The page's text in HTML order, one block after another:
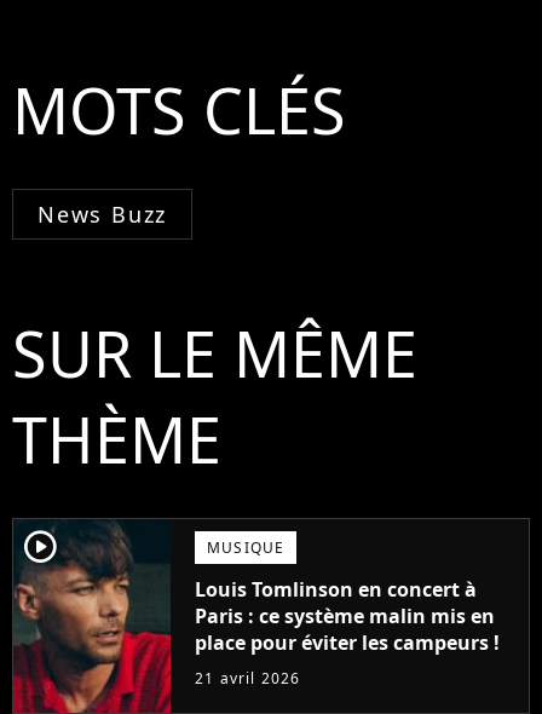
MOTS CLÉS
News Buzz
SUR LE MÊME
THÈME
player2 MUSIQUE
Louis Tomlinson en concert à
Paris : ce système malin mis en
place pour éviter les campeurs !
21 avril 2026